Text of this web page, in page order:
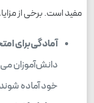
مفید است. برخی از
آمادگی برای
دانش‌آموزان
خود آماده